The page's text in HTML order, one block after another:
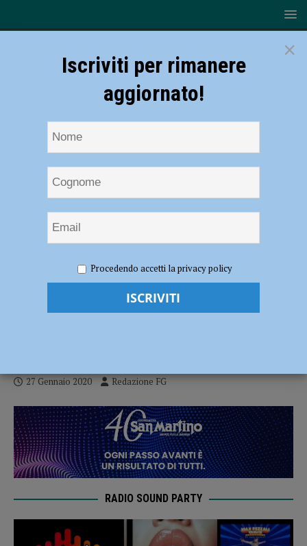
memoria: “Ricordare per non volgere mai lo sguardo dall’altra parte”
Giornata della memoria: “Ricordare per
27 Gennaio 2020 Redazione FG
RADIO SOUND PARTY
×
Iscriviti per rimanere
aggiornato!
Procedendo accetti la privacy policy